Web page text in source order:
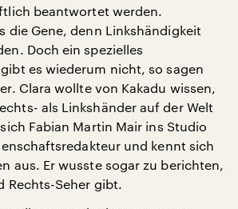
beantwortet werden.
die Gene, denn Linkshändigkeit
Doch ein spezielles
es wiederum nicht, so sagen
Clara wollte von Kakadu wissen,
als Linkshänder auf der Welt
Fabian Martin Mair ins Studio
und kennt sich
aus. Er wusste sogar zu berichten,
Rechts-Seher gibt.